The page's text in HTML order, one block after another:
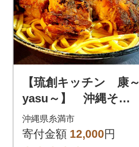
【琉創キッチン 康～
yasu～】 沖縄そば
(ソーキそば) 3食セ
ット
沖縄県糸満市
寄付金額 12,000円